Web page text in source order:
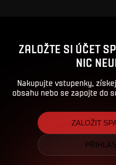
ZALOŽTE SI ÚČET
NIC
Nakupujte vstupenky,
obsahu nebo se zapojte do
ZALOŽIT